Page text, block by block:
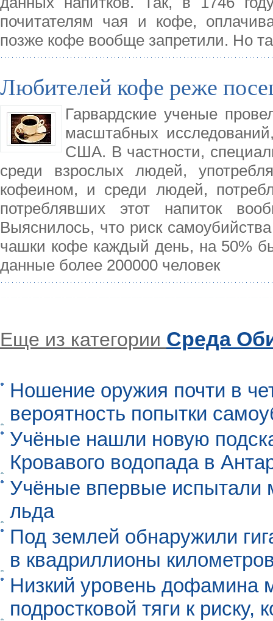
почитателям чая и кофе,
позже кофе вообще запретили. Но
Любителей кофе реже
Гарвардские ученые
масштабных
США. В частности,
среди взрослых людей,
кофеином, и среди людей,
потреблявших этот напиток
Выяснилось, что риск
чашки кофе каждый день, на 50%
данные более 200000 человек
Еще из категории Среда
Ношение оружия почти в
вероятность попытки
Учёные нашли новую
Кровавого водопада в
Учёные впервые испытали
льда
Под землей обнаружили
в квадриллионы
Низкий уровень дофамина
подростковой тяги к риску,